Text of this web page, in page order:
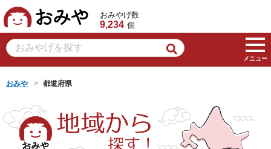
おみや
おみやげ数
9,234 個
メニュー
おみや 都道府県